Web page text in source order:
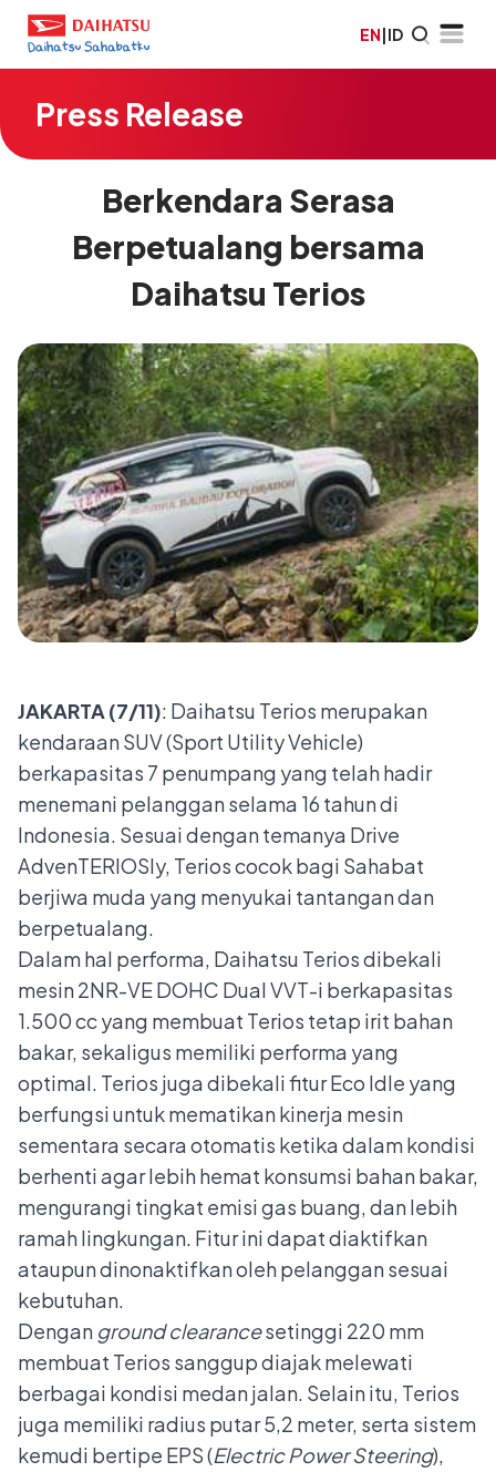
EN|ID
Press Release
Berkendara Serasa
Berpetualang bersama
Daihatsu Terios
JAKARTA (7/11): Daihatsu Terios merupakan
kendaraan SUV (Sport Utility Vehicle)
berkapasitas 7 penumpang yang telah hadir
menemani pelanggan selama 16 tahun di
Indonesia. Sesuai dengan temanya Drive
AdvenTERIOSly, Terios cocok bagi Sahabat
berjiwa muda yang menyukai tantangan dan
berpetualang.
Dalam hal performa, Daihatsu Terios dibekali
mesin 2NR-VE DOHC Dual VVT-i berkapasitas
1.500 cc yang membuat Terios tetap irit bahan
bakar, sekaligus memiliki performa yang
optimal. Terios juga dibekali fitur Eco Idle yang
berfungsi untuk mematikan kinerja mesin
sementara secara otomatis ketika dalam kondisi
berhenti agar lebih hemat konsumsi bahan bakar,
mengurangi tingkat emisi gas buang, dan lebih
ramah lingkungan. Fitur ini dapat diaktifkan
ataupun dinonaktifkan oleh pelanggan sesuai
kebutuhan.
Dengan ground clearancesetinggi 220 mm
membuat Terios sanggup diajak melewati
berbagai kondisi medan jalan. Selain itu, Terios
juga memiliki radius putar 5,2 meter, serta sistem
kemudi bertipe EPS (Electric Power Steering),